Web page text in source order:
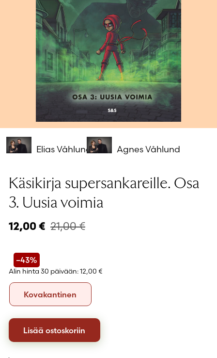
Salasana unohtunut?
Eikö sinulla ole tiliä?
Luo uusi tili
Elias Våhlund Agnes Våhlund
Käsikirja supersankareille. Osa
3. Uusia voimia
12,00 € 21,00€
–43%
Alin hinta 30 päivään:12,00 €
Formaatti
Kovakantinen
Lisää ostoskoriin